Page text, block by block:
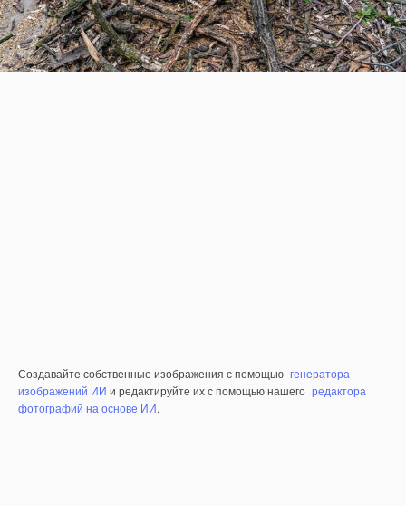
Создавайте собственные изображения с помощью генератора
изображений ИИ и редактируйте их с помощью нашего редактора
фотографий на основе ИИ.